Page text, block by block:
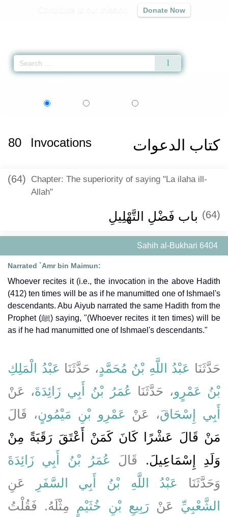
Donate Now
كتاب الدعوات 80 Invocations
(64) Chapter: The superiority of saying "La ilaha ill-
Allah"
(64) باب فَضْلِ التَّهْلِيلِ
Sahih al-Bukhari 6404
Narrated `Amr bin Maimun:
Whoever recites it (i.e., the invocation in the above Hadith
(412) ten times will be as if he manumitted one of Ishmael's
descendants. Abu Aiyub narrated the same Hadith from the
Prophet (ﷺ) saying, "(Whoever recites it ten times) will be
as if he had manumitted one of Ishmael's descendants."
حَدَّثَنَا عَبْدُ اللَّهِ بْنُ مُحَمَّدٍ، حَدَّثَنَا عَبْدُ الْمَلِكِ
بْنُ عَمْرٍو، حَدَّثَنَا عُمَرُ بْنُ أَبِي زَائِدَةَ، عَنْ
أَبِي إِسْحَاقَ، عَنْ عَمْرِو بْنِ مَيْمُونٍ، قَالَ
مَنْ قَالَ عَشْرًا كَانَ كَمَنْ أَعْتَقَ رَقَبَةً مِنْ
وَلَدِ إِسْمَاعِيلَ‏.‏
قَالَ عُمَرُ بْنُ أَبِي زَائِدَةَ
وَحَدَّثَنَا عَبْدُ اللَّهِ بْنُ أَبِي السَّفَرِ
عَنِ
الشَّعْبِيِّ عَنْرَبِيعِ بْنِ خُثَيْمٍ مِثْلَهُ‏.‏ فَقُلْتُ